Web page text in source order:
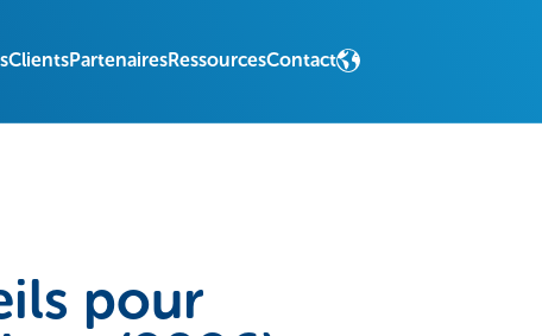
ClientsPartenairesRessourcesContact
pour